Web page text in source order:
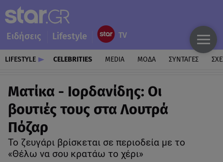
Ειδήσεις Lifestyle
LIFESTYLE CELEBRITIES MEDIA ΜΟΔΑ ΣΥΝΤΑΓΕΣ
Ματίκα - Ιορδανίδης: Οι
βουτιές τους στα Λουτρά
Πόζαρ
Το ζευγάρι βρίσκεται σε περιοδεία με το
«Θέλω να σου κρατάω το χέρι»